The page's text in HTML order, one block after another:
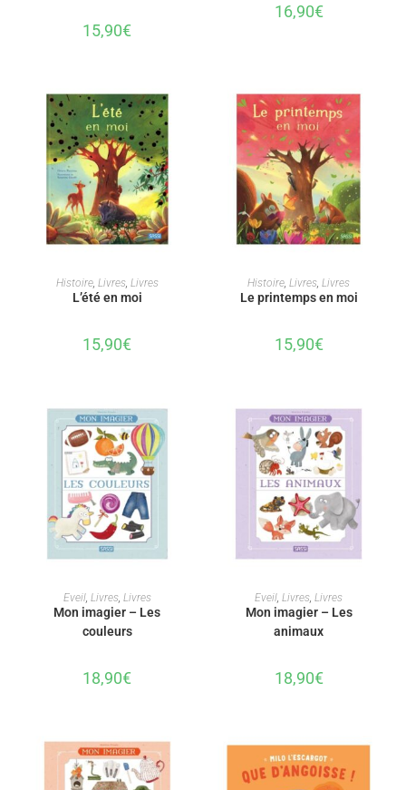
15,90€
16,90€
AJOUTER AU PANIER
Histoire, Livres, Livres
L’été en moi
15,90€
AJOUTER AU PANIER
Histoire,Livres,Livres
Le printemps en moi
15,90€
AJOUTER AU PANIER
Eveil, Livres, Livres
Mon imagier – Les
couleurs
18,90€
AJOUTER AU PANIER
Eveil,Livres,Livres
Mon imagier – Les
animaux
18,90€